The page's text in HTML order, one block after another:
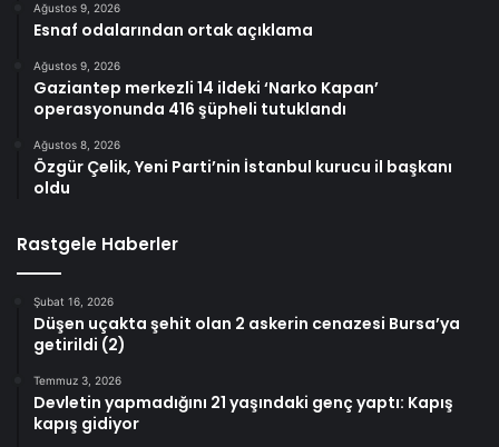
Ağustos 9, 2026
Esnaf odalarından ortak açıklama
Ağustos 9, 2026
Gaziantep merkezli 14 ildeki ‘Narko Kapan’
operasyonunda 416 şüpheli tutuklandı
Ağustos 8, 2026
Özgür Çelik, Yeni Parti’nin İstanbul kurucu il başkanı
oldu
Rastgele Haberler
Şubat 16, 2026
Düşen uçakta şehit olan 2 askerin cenazesi Bursa’ya
getirildi (2)
Temmuz 3, 2026
Devletin yapmadığını 21 yaşındaki genç yaptı: Kapış
kapış gidiyor